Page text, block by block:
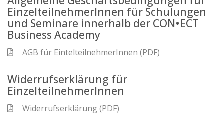
EinzelteilnehmerInnen für Schulungen
und Seminare innerhalb der CON•ECT
Business Academy
AGB für EintelteilnehmerInnen (PDF)
Widerrufserklärung für
EinzelteilnehmerInnen
Widerrufserklärung (PDF)